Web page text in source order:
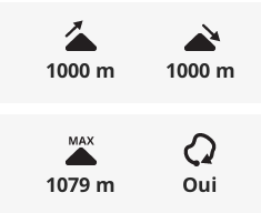
0%
0%
1000 m 1000 m
1079 m Oui